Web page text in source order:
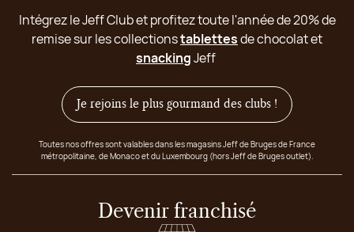
Intégrez le Jeff Club et profitez toute l'année de 20% de
remise sur les collectionstablettesde chocolat et
snackingJeff
Je rejoins le plus gourmand des clubs !
Toutes nos offres sont valables dans les magasins Jeff de Bruges de France
métropolitaine, de Monaco et du Luxembourg (hors Jeff de Bruges outlet).
Devenir franchisé